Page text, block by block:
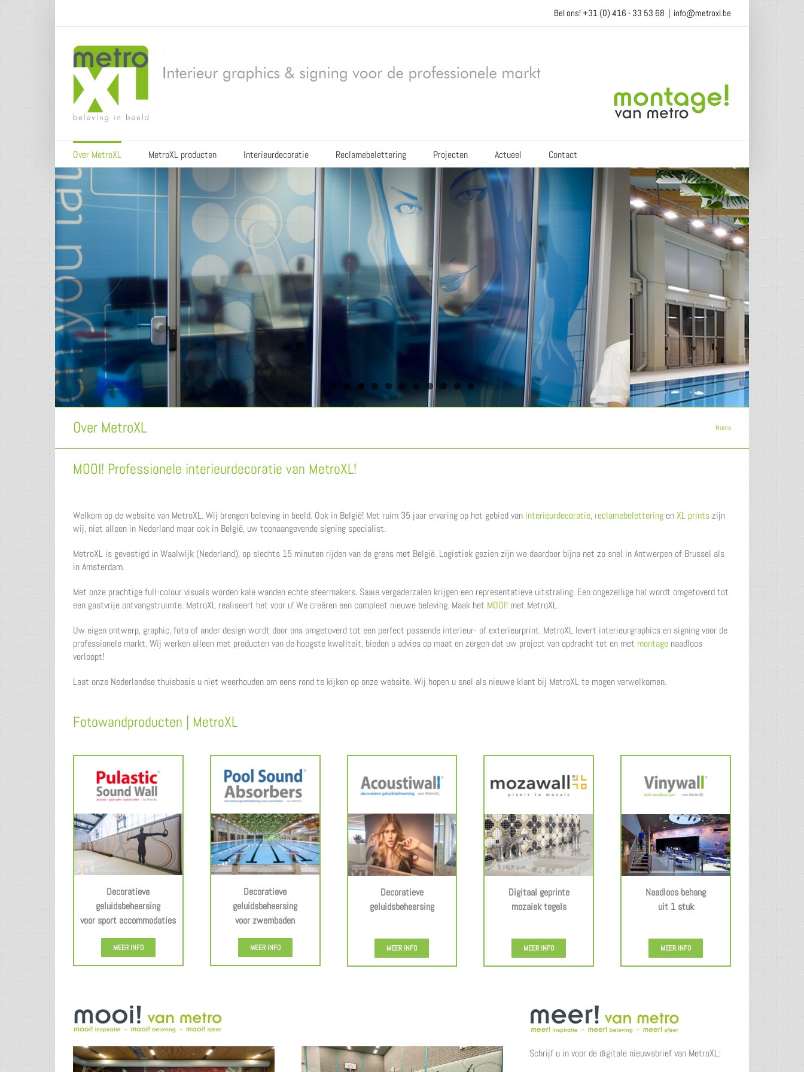
Skip
Bel ons! +31 (0) 416 - 33 53 68 | info@metroxl.be
Over MetroXL MetroXL producten Interieurdecoratie Reclamebelettering Projecten Actueel Contact
Pool Sound Absorbers
Decoratieve geluidsbeheersing speciaal voor zwembaden.
Over MetroXL Home
MOOI! Professionele interieurdecoratie van MetroXL!
Welkom op de website van MetroXL. Wij brengen beleving in beeld. Ook in België! Met ruim 35 jaar ervaring op het gebied van interieurdecoratie, reclamebelettering enXL printszijn
wij, niet alleen in Nederland maar ook in België, uw toonaangevende signing specialist.
MetroXL is gevestigd in Waalwijk (Nederland), op slechts 15 minuten rijden van de grens met België. Logistiek gezien zijn we daardoor bijna net zo snel in Antwerpen of Brussel als
in Amsterdam.
Met onze prachtige full-colour visuals worden kale wanden echte sfeermakers. Saaie vergaderzalen krijgen een representatieve uitstraling. Een ongezellige hal wordt omgetoverd tot
een gastvrije ontvangstruimte. MetroXL realiseert het voor u! We creëren een compleet nieuwe beleving. Maak het MOOI! met MetroXL.
Uw eigen ontwerp, graphic, foto of ander design wordt door ons omgetoverd tot een perfect passende interieur- of exterieurprint. MetroXL levert interieurgraphics en signing voor de
professionele markt. Wij werken alleen met producten van de hoogste kwaliteit, bieden u advies op maat en zorgen dat uw project van opdracht tot en met montage naadloos
verloopt!
Laat onze Nederlandse thuisbasis u niet weerhouden om eens rond te kijken op onze website. Wij hopen u snel als nieuwe klant bij MetroXL te mogen verwelkomen.
Fotowandproducten | MetroXL
Decoratieve
geluidsbeheersing
voor sport accommodaties
MEER INFO
Decoratieve
geluidsbeheersing
voor zwembaden
MEER INFO
Decoratieve
geluidsbeheersing
MEER INFO
Digitaal geprinte
mozaiek tegels
MEER INFO
Naadloos behang
uit 1 stuk
MEER INFO
Schrijf u in voor de digitale nieuwsbrief van MetroXL: